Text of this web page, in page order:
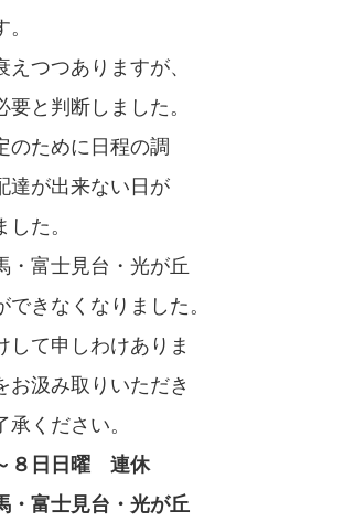
つつありますが、
と判断しました。
のために日程の調
達が出来ない日が
た。
・富士見台・光が丘
きなくなりました。
して申しわけありま
お汲み取りいただき
ください。
８日日曜 連休
・富士見台・光が丘